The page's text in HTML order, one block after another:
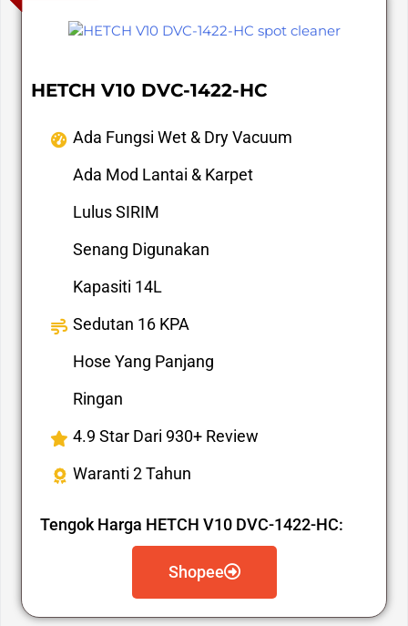
HETCH V10 DVC-1422-HC
Ada Fungsi Wet & Dry Vacuum
Ada Mod Lantai & Karpet
Lulus SIRIM
Senang Digunakan
Kapasiti 14L
Sedutan 16 KPA
Hose Yang Panjang
Ringan
4.9 Star Dari 930+ Review
Waranti 2 Tahun
Tengok Harga HETCH V10 DVC-1422-HC:
Shopee